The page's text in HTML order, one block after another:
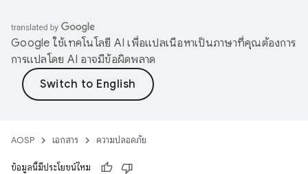
Google ใช้เทคโนโลยี AI เพื่อแปลเนื้อหาเป็นภาษาที่คุณต้องการ
การแปลโดย AI อาจมีข้อผิดพลาด
AOSP เอกสาร ความปลอดภัย
ข้อมูลนี้มีประโยชน์ไหม